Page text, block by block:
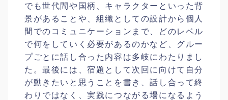
でも世代間や国柄、キャラクターといった背
景があることや、組織としての設計から個人
間でのコミュニケーションまで、どのレベル
で何をしていく必要があるのかなど、グルー
プごとに話し合った内容は多岐にわたりまし
た。最後には、宿題として次回に向けて自分
が動きたいと思うことを書き、話し合って終
わりではなく、実践につながる場になるよう